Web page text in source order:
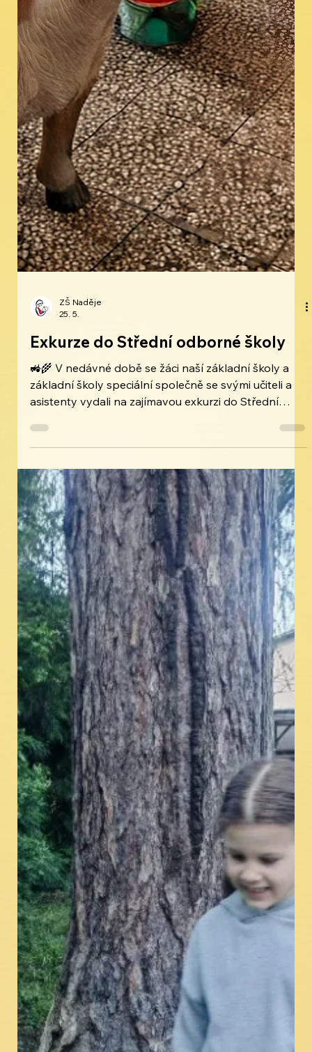
ZŠ Naděje
Exkurze do Střední odborné školy
🚜🌾 V nedávné době se žáci naší základní školy a
základní školy speciální společně se svými učiteli a
odborné školy zemědělské Na Hrázi v Místku. 😊🏫
👨‍🏫 Role průvodce se ujal pan zástupce ředitele Mgr.
David Hovjacký, který nás v areálu školy srdečně
přivítal a provedl celým areálem školy. Během
komentované prohlídky žákům přiblížil svět
moderního zemědělského vzdělávání a ukázal vše,
co ke studiu na této škole patří. 🌱✨